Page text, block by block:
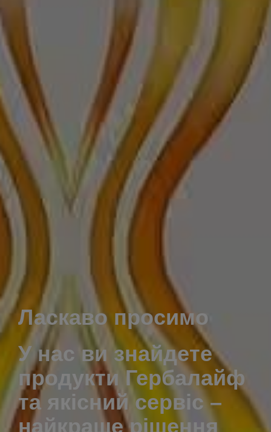
Ласкаво просимо
У нас ви знайдете
продукти Гербалайф
та якісний сервіс –
найкраще рішення